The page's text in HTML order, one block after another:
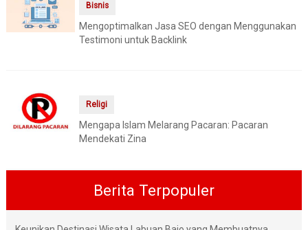
Bisnis
Mengoptimalkan Jasa SEO dengan Menggunakan
Testimoni untuk Backlink
Religi
Mengapa Islam Melarang Pacaran: Pacaran
Mendekati Zina
Berita Terpopuler